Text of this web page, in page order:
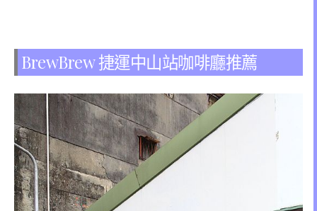
BrewBrew 捷運中山站咖啡廳推薦